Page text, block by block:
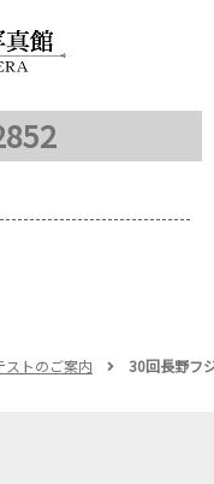
ストのご案内 30回長野フ